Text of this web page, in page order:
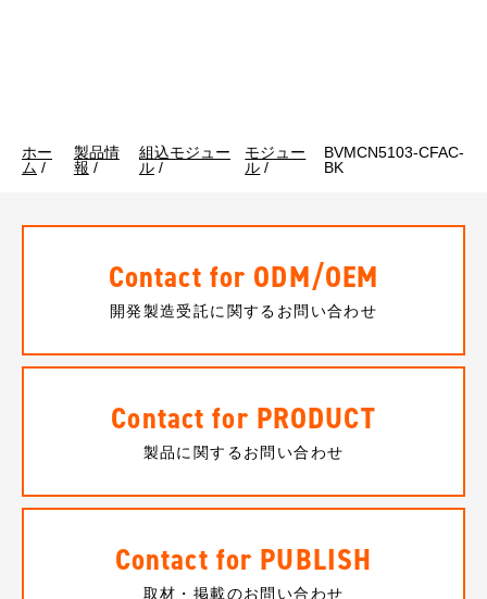
ホー
ム /
製品情
報 /
組込モジュー
ル/
モジュー
ル /
BVMCN5103-CFAC-
BK
Contact for ODM/OEM
開発製造受託に関するお問い合わせ
Contact for PRODUCT
製品に関するお問い合わせ
Contact for PUBLISH
取材・掲載のお問い合わせ